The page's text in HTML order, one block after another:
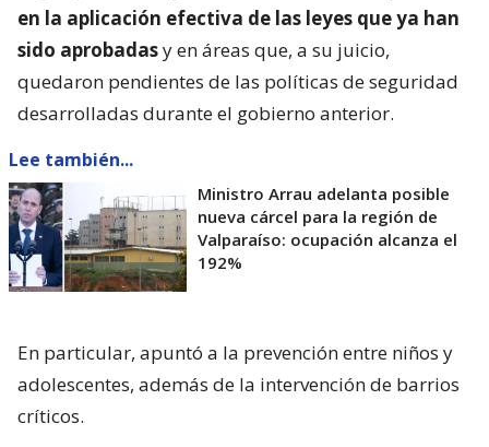
en la aplicación efectiva de las leyes que ya han
sido aprobadasy en áreas que, a su juicio,
quedaron pendientes de las políticas de seguridad
desarrolladas durante el gobierno anterior.
Lee también...
Ministro Arrau adelanta posible
nueva cárcel para la región de
Valparaíso: ocupación alcanza el
192%
En particular, apuntó a la prevención entre niños y
adolescentes, además de la intervención de barrios
críticos.